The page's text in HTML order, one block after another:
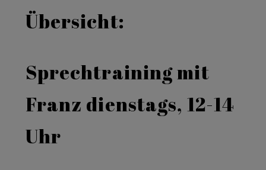
Übersicht:
Sprechtraining mit
Franz dienstags, 12-14
Uhr